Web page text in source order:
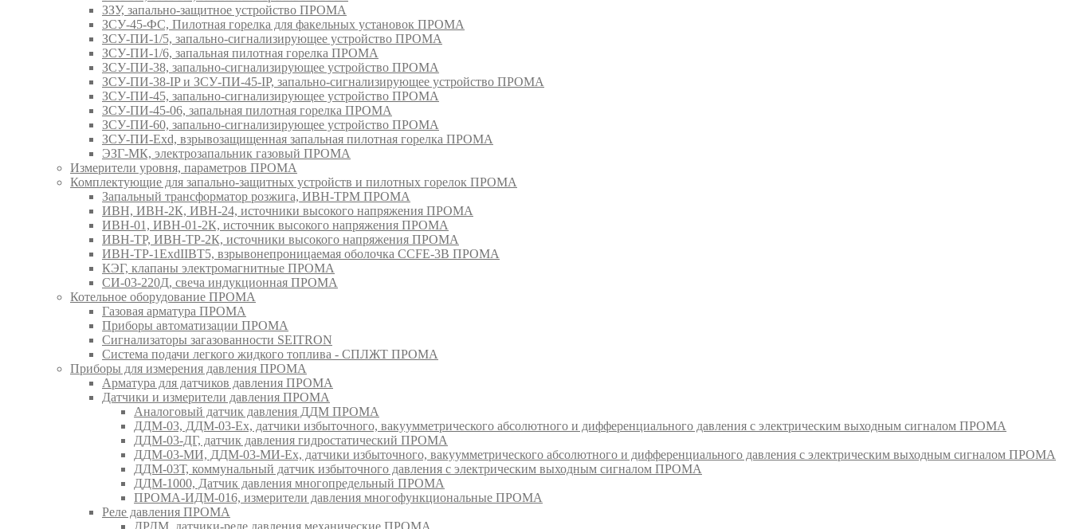
ЗЗУ, запально-защитное устройство ПРОМА
ЗСУ-45-ФС, Пилотная горелка для факельных установок ПРОМА
ЗСУ-ПИ-1/5, запально-сигнализирующее устройство ПРОМА
ЗСУ-ПИ-1/6, запальная пилотная горелка ПРОМА
ЗСУ-ПИ-38, запально-сигнализирующее устройство ПРОМА
ЗСУ-ПИ-38-IP и ЗСУ-ПИ-45-IP, запально-сигнализирующее устройство ПРОМА
ЗСУ-ПИ-45, запально-сигнализирующее устройство ПРОМА
ЗСУ-ПИ-45-06, запальная пилотная горелка ПРОМА
ЗСУ-ПИ-60, запально-сигнализирующее устройство ПРОМА
ЗСУ-ПИ-Exd, взрывозащищенная запальная пилотная горелка ПРОМА
ЭЗГ-МК, электрозапальник газовый ПРОМА
Измерители уровня, параметров ПРОМА
Комплектующие для запально-защитных устройств и пилотных горелок ПРОМА
Запальный трансформатор розжига, ИВН-ТРМ ПРОМА
ИВН, ИВН-2К, ИВН-24, источники высокого напряжения ПРОМА
ИВН-01, ИВН-01-2К, источник высокого напряжения ПРОМА
ИВН-ТР, ИВН-ТР-2К, источники высокого напряжения ПРОМА
ИВН-ТР-1ExdIIBT5, взрывонепроницаемая оболочка CCFE-3B ПРОМА
КЭГ, клапаны электромагнитные ПРОМА
СИ-03-220Д, свеча индукционная ПРОМА
Котельное оборудование ПРОМА
Газовая арматура ПРОМА
Приборы автоматизации ПРОМА
Сигнализаторы загазованности SEITRON
Система подачи легкого жидкого топлива - СПЛЖТ ПРОМА
Приборы для измерения давления ПРОМА
Арматура для датчиков давления ПРОМА
Датчики и измерители давления ПРОМА
Аналоговый датчик давления ДДМ ПРОМА
ДДМ-03, ДДМ-03-Ех, датчики избыточного, вакуумметрического абсолютного и дифференциального давления с электрическим выходным сигналом ПРОМА
ДДМ-03-ДГ, датчик давления гидростатический ПРОМА
ДДМ-03-МИ, ДДМ-03-МИ-Ех, датчики избыточного, вакуумметрического абсолютного и дифференциального давления с электрическим выходным сигналом ПРОМА
ДДМ-03Т, коммунальный датчик избыточного давления с электрическим выходным сигналом ПРОМА
ДДМ-1000, Датчик давления многопредельный ПРОМА
ПРОМА-ИДМ-016, измерители давления многофункциональные ПРОМА
Реле давления ПРОМА
ДРДМ, датчики-реле давления механические ПРОМА